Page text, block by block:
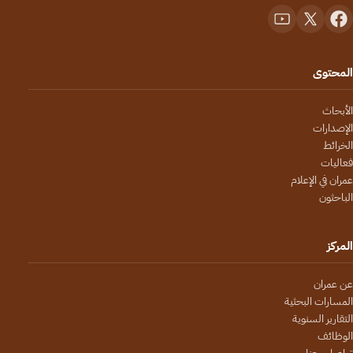
المحتوى
الأبحاث
الإصدارات
الخرائط
فعاليات
عمران في الإعلام
الباحثون
المركز
عن عمران
المسارات البحثية
التقارير السنوية
الوظائف